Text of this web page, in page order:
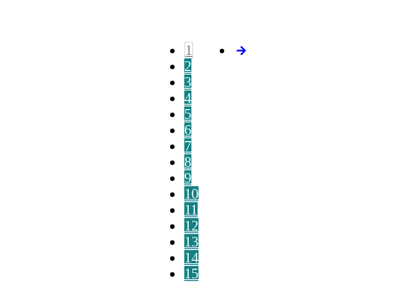
1
2
3
4
5
6
7
8
9
10
11
12
13
14
15